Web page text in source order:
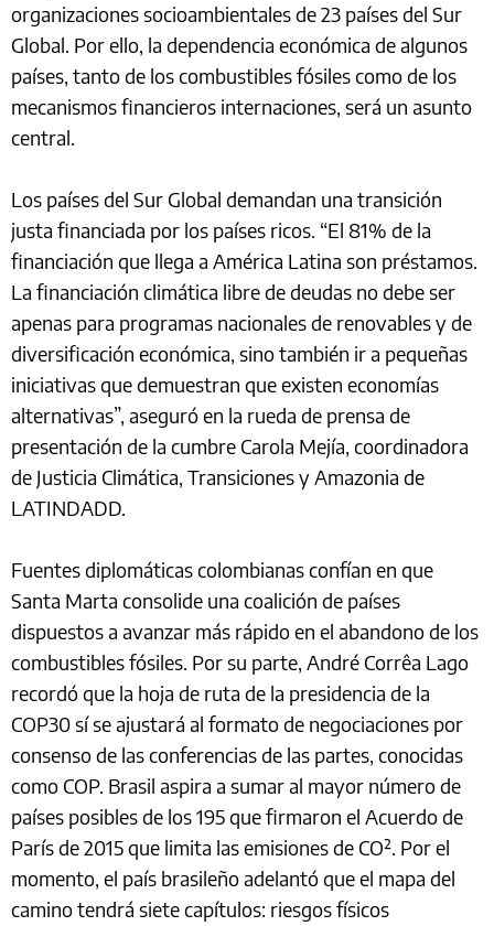
organizaciones socioambientales de 23 países del Sur
Global. Por ello, la dependencia económica de algunos
países, tanto de los combustibles fósiles como de los
mecanismos financieros internaciones, será un asunto
central.
Los países del Sur Global demandan una transición
justa financiada por los países ricos. “El 81% de la
financiación que llega a América Latina son préstamos.
La financiación climática libre de deudas no debe ser
apenas para programas nacionales de renovables y de
diversificación económica, sino también ir a pequeñas
iniciativas que demuestran que existen economías
alternativas”, aseguró en la rueda de prensa de
presentación de la cumbre Carola Mejía, coordinadora
de Justicia Climática, Transiciones y Amazonia de
LATINDADD.
Fuentes diplomáticas colombianas confían en que
Santa Marta consolide una coalición de países
dispuestos a avanzar más rápido en el abandono de los
combustibles fósiles. Por su parte, André Corrêa Lago
recordó que la hoja de ruta de la presidencia de la
COP30 sí se ajustará al formato de negociaciones por
consenso de las conferencias de las partes, conocidas
como COP. Brasil aspira a sumar al mayor número de
países posibles de los 195 que firmaron el Acuerdo de
París de 2015 que limita las emisiones de CO₂. Por el
momento, el país brasileño adelantó que el mapa del
camino tendrá siete capítulos: riesgos físicos